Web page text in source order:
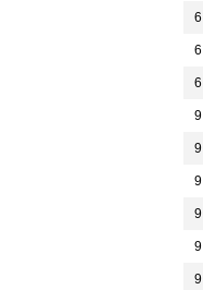
6
6
6
9
9
9
9
9
9